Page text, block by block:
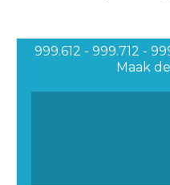
999.612 - 999.712 -
Maak